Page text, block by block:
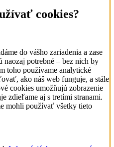
cookies?
do vášho zariadenia a zase
naozaj potrebné – bez nich by
toho používame analytické
ako náš web funguje, a stále
cookies umožňujú zobrazenie
zdieľame aj s tretími stranami.
mohli používať všetky tieto